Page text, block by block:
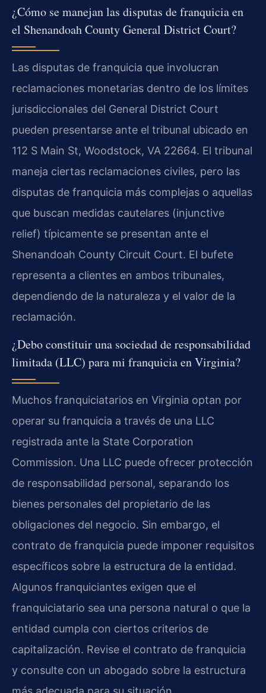
¿Cómo se manejan las disputas de franquicia en
el Shenandoah County General District Court?
Las disputas de franquicia que involucran
reclamaciones monetarias dentro de los límites
jurisdiccionales del General District Court
pueden presentarse ante el tribunal ubicado en
112 S Main St, Woodstock, VA 22664. El tribunal
maneja ciertas reclamaciones civiles, pero las
disputas de franquicia más complejas o aquellas
que buscan medidas cautelares (injunctive
relief) típicamente se presentan ante el
Shenandoah County Circuit Court. El bufete
representa a clientes en ambos tribunales,
dependiendo de la naturaleza y el valor de la
reclamación.
¿Debo constituir una sociedad de responsabilidad
limitada (LLC) para mi franquicia en Virginia?
Muchos franquiciatarios en Virginia optan por
operar su franquicia a través de una LLC
registrada ante la State Corporation
Commission. Una LLC puede ofrecer protección
de responsabilidad personal, separando los
bienes personales del propietario de las
obligaciones del negocio. Sin embargo, el
contrato de franquicia puede imponer requisitos
específicos sobre la estructura de la entidad.
Algunos franquiciantes exigen que el
franquiciatario sea una persona natural o que la
entidad cumpla con ciertos criterios de
capitalización. Revise el contrato de franquicia
y consulte con un abogado sobre la estructura